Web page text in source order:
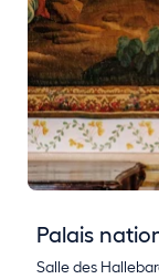
Palais
Salle des